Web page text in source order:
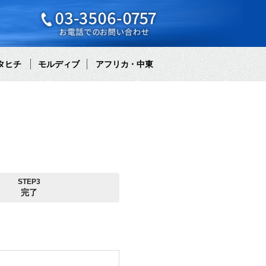
ヒチ モルディブ アフリカ・中東
STEP3
完了